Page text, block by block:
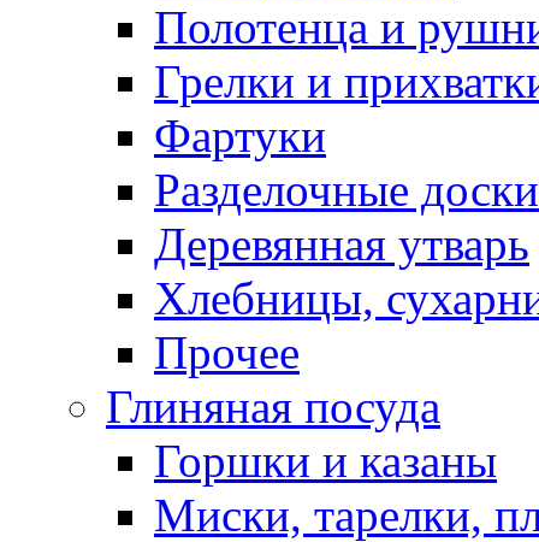
Полотенца и
Грелки и
Фартуки
Разделочные доски
Деревянная утварь
Хлебницы,
Прочее
Глиняная посуда
Горшки и казаны
Миски, тарелки,